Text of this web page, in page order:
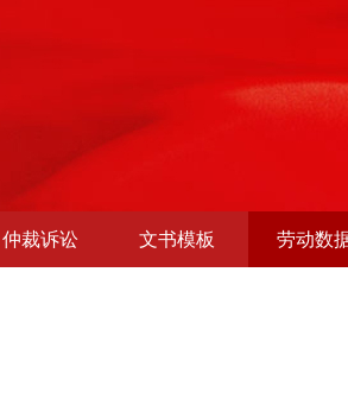
仲裁诉讼 文书模板 劳动数